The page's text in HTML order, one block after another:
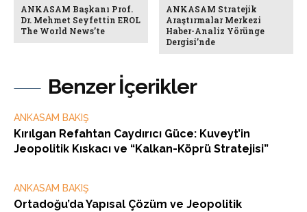
Benzer İçerikler
ANKASAM BAKIŞ
Kırılgan Refahtan Caydırıcı Güce: Kuveyt’in
Jeopolitik Kıskacı ve “Kalkan-Köprü Stratejisi”
ANKASAM BAKIŞ
Ortadoğu’da Yapısal Çözüm ve Jeopolitik
ANKASAM Başkanı Prof.
Dr. Mehmet Seyfettin EROL
The World News’te
ANKASAM Stratejik
Araştırmalar Merkezi
Haber-Analiz Yörünge
Dergisi’nde